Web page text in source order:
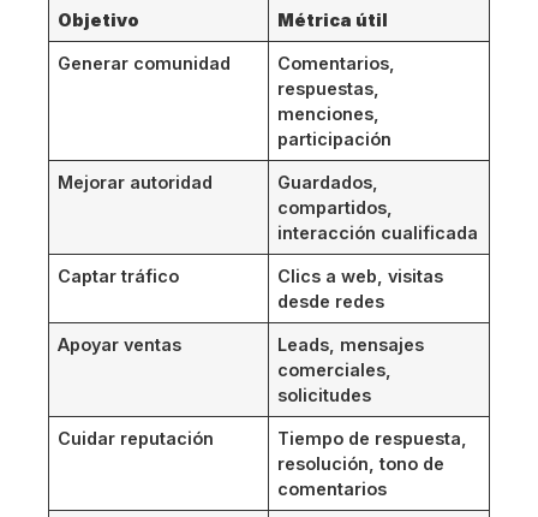
Objetivo Métrica útil
Generar comunidad
Comentarios,
respuestas,
menciones,
participación
Mejorar autoridad
Guardados,
compartidos,
interacción cualificada
Captar tráfico
Clics a web, visitas
desde redes
Apoyar ventas
Leads, mensajes
comerciales,
solicitudes
Cuidar reputación
Tiempo de respuesta,
resolución, tono de
comentarios